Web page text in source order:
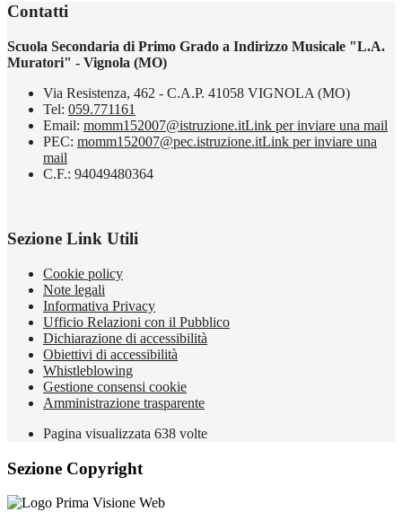
Contatti
Scuola Secondaria di Primo Grado a Indirizzo Musicale "L.A.
Muratori" - Vignola (MO)
Via Resistenza, 462 - C.A.P. 41058 VIGNOLA (MO)
Tel: 059.771161
Email: momm152007@istruzione.itLink per inviare una mail
PEC: momm152007@pec.istruzione.itLink per inviare una
mail
C.F.: 94049480364
Sezione Link Utili
Cookie policy
Note legali
Informativa Privacy
Ufficio Relazioni con il Pubblico
Dichiarazione di accessibilità
Obiettivi di accessibilità
Whistleblowing
Gestione consensi cookie
Amministrazione trasparente
Pagina visualizzata 638 volte
Sezione Copyright